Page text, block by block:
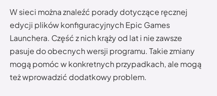
W sieci można znaleźć porady dotyczące ręcznej
edycji plików konfiguracyjnych Epic Games
Launchera. Część z nich krąży od lat i nie zawsze
pasuje do obecnych wersji programu. Takie zmiany
mogą pomóc w konkretnych przypadkach, ale mogą
też wprowadzić dodatkowy problem.